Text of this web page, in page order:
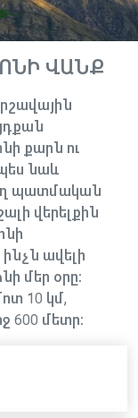
ՎԱՆՔ
քարն ու
նաև
պատմական
վերելքին
ավելի
մեր օրը։
10 կմ,
600 մետր։